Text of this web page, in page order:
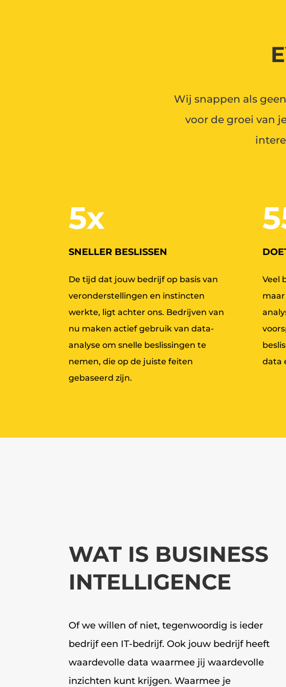
Wij snappen als
voor de groei van
5x
SNELLER BESLISSEN
De tijd dat jouw bedrijf op basis van
veronderstellingen en instincten
werkte, ligt achter ons. Bedrijven van
nu maken actief gebruik van data-
analyse om snelle beslissingen te
nemen, die op de juiste feiten
gebaseerd zijn.
Veel
data
WAT IS BUSINESS
INTELLIGENCE
Of we willen of niet, tegenwoordig is ieder
bedrijf een IT-bedrijf. Ook jouw bedrijf heeft
waardevolle data waarmee jij waardevolle
inzichten kunt krijgen. Waarmee je